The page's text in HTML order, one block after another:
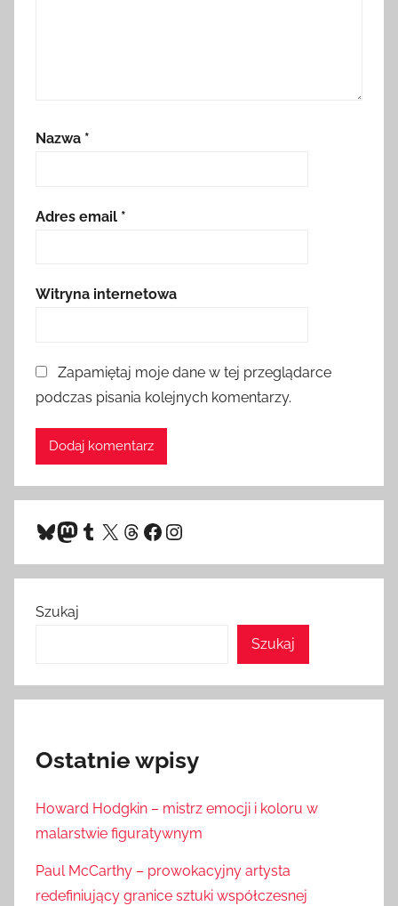
Nazwa *
Adres email *
Witryna internetowa
Zapamiętaj moje dane w tej przeglądarce
podczas pisania kolejnych komentarzy.
Bluesky
Mastodon
Tumblr
X Threads
Facebook
Instagram
Szukaj
Szukaj
Ostatnie wpisy
Howard Hodgkin – mistrz emocji i koloru w
malarstwie figuratywnym
Paul McCarthy – prowokacyjny artysta
redefiniujący granice sztuki współczesnej